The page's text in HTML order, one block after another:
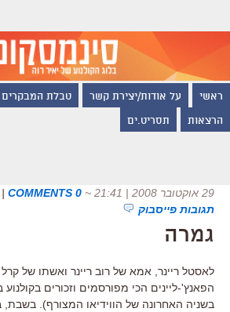
ראשי על אודות/יצירת קשר טבלת המבקרים
הרצאות תסריט.ים
29 אוקטובר 2008 | 21:41 ~
0 COMMENTS
|
תגובות פייסבוק
גמרה
לאסטל ריינר, אמא של רוב ריינר ואשתו של
הפאנץ'-ליינים הכי מפורסמים וזכורים בקולנוע
בשניה האחרונה של הווידיאו המצורף). בשבת,